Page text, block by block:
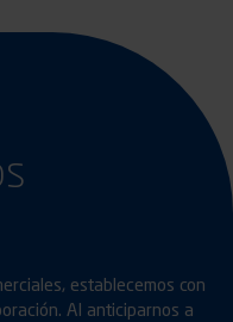
establecemos con
Al anticiparnos a